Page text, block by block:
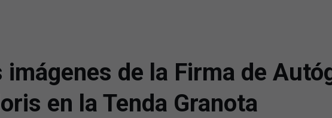
imágenes de la Firma de
en la Tenda Granota